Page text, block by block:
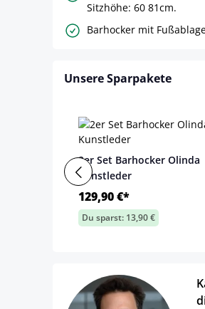
Sitzhöhe: 60 81cm.
Barhocker mit
Unsere Sparpakete
2er Set Barhocker Olinda
Kunstleder
129,90 €*
Du sparst: 13,90 €